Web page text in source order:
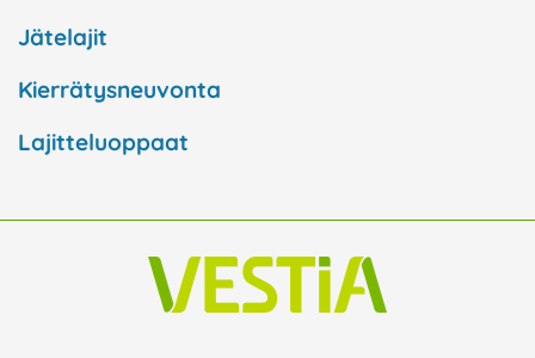
Jätelajit
Kierrätysneuvonta
Lajitteluoppaat